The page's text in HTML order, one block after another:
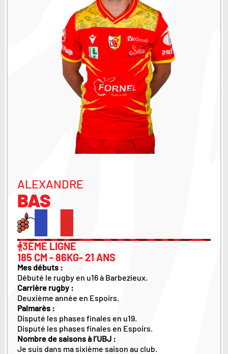
ALEXANDRE
BAS
3ÈME LIGNE
185 CM - 86KG- 21 ANS
Mes débuts :
Débuté le rugby en u16 à Barbezieux.
Carrière rugby :
Deuxième année en Espoirs.
Palmarès :
Disputé les phases finales en u19.
Disputé les phases finales en Espoirs.
Nombre de saisons à l’UBJ :
Je suis dans ma sixième saison au club.